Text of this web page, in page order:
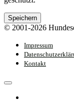
Speichern
© 2001-2026
Impressum
Kontakt